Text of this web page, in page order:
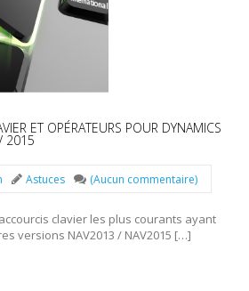
ET OPÉRATEURS POUR DYNAMICS
2015
Astuces (Aucun commentaire)
clavier les plus courants ayant
versions NAV2013 / NAV2015 […]